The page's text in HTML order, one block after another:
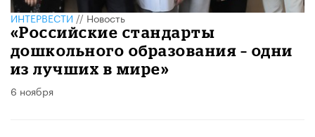
ИНТЕРВЕСТИ//Новость
«Российские стандарты
дошкольного образования – одни
из лучших в мире»
6 ноября